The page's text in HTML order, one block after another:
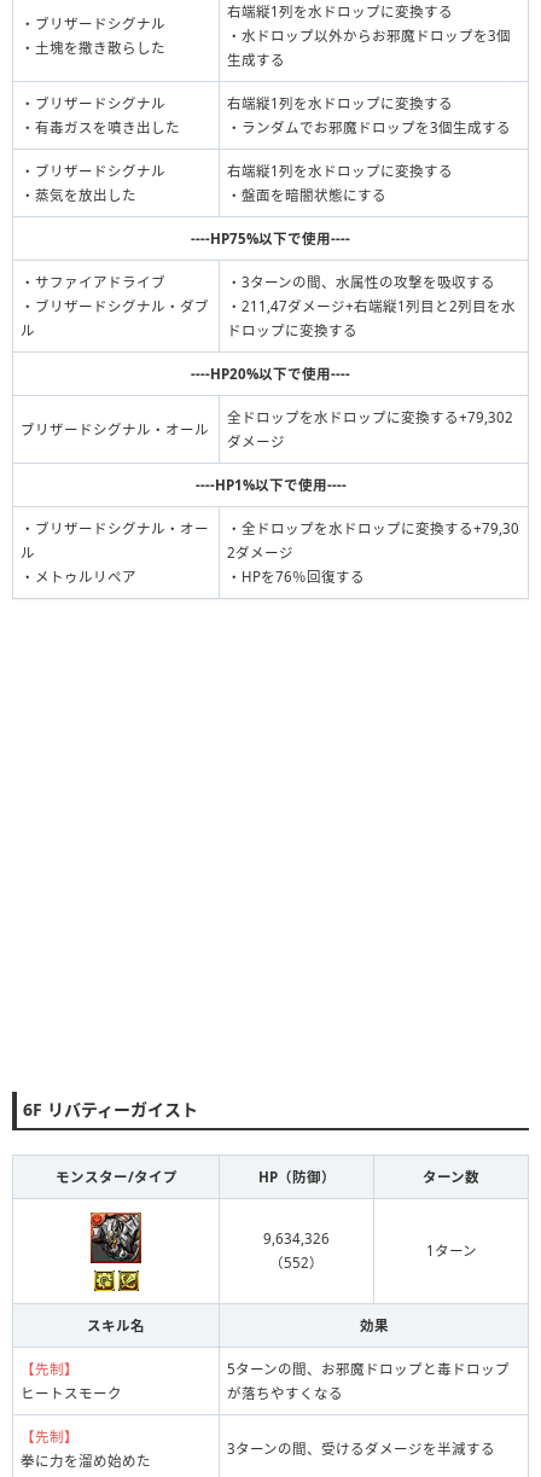
・ブリザードシグナル
・土塊を撒き散らした
右端縦1列を水ドロップに変換する
・水ドロップ以外からお邪魔ドロップを3個
生成する
・ブリザードシグナル
・有毒ガスを噴き出した
右端縦1列を水ドロップに変換する
・ランダムでお邪魔ドロップを3個生成する
・ブリザードシグナル
・蒸気を放出した
右端縦1列を水ドロップに変換する
・盤面を暗闇状態にする
----HP75%以下で使用----
・サファイアドライブ
・ブリザードシグナル・ダブ
ル
・3ターンの間、水属性の攻撃を吸収する
・211,47ダメージ+右端縦1列目と2列目を水
ドロップに変換する
----HP20%以下で使用----
ブリザードシグナル・オール
全ドロップを水ドロップに変換する+79,302
ダメージ
----HP1%以下で使用----
・ブリザードシグナル・オー
ル
・メトゥルリペア
・全ドロップを水ドロップに変換する+79,30
2ダメージ
・HPを76％回復する
6F リバティーガイスト
モンスター/タイプ HP（防御） ターン数
9,634,326
（552）
1ターン
スキル名 効果
【先制】
ヒートスモーク
5ターンの間、お邪魔ドロップと毒ドロップ
が落ちやすくなる
【先制】
拳に力を溜め始めた
3ターンの間、受けるダメージを半減する